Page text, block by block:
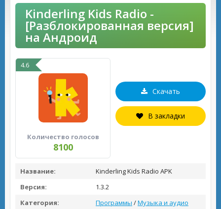
Kinderling Kids Radio -
[Разблокированная версия]
на Андроид
4.6
Количество голосов
8100
Скачать
В закладки
Название:
Kinderling Kids Radio APK
Версия:
1.3.2
Категория:
Программы /Музыка и аудио